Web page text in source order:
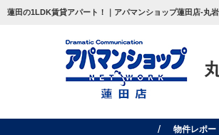
蓮田の1LDK賃貸アパート！｜アパマンショップ蓮田店-丸
物件レポー